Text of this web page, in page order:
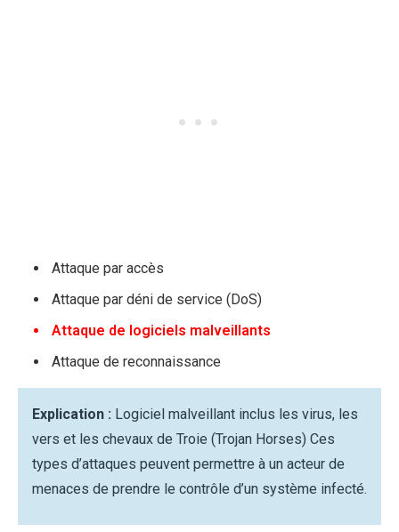
Attaque par accès
Attaque par déni de service (DoS)
Attaque de logiciels malveillants
Attaque de reconnaissance
Explication : Logiciel malveillant inclus les virus, les
vers et les chevaux de Troie (Trojan Horses) Ces
types d’attaques peuvent permettre à un acteur de
menaces de prendre le contrôle d’un système infecté.